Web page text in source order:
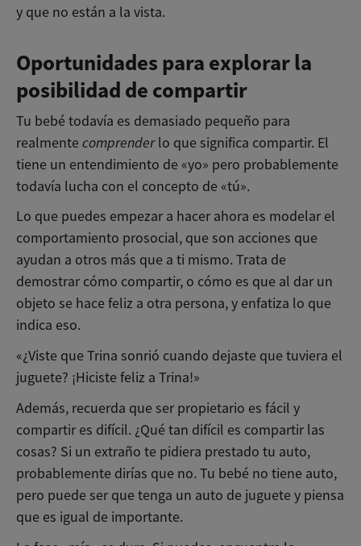
y que no están a la vista.
Oportunidades para explorar la
posibilidad de compartir
Tu bebé todavía es demasiado pequeño para
realmentecomprenderlo que significa compartir. El
tiene un entendimiento de «yo» pero probablemente
todavía lucha con el concepto de «tú».
Lo que puedes empezar a hacer ahora es modelar el
comportamiento prosocial, que son acciones que
ayudan a otros más que a ti mismo. Trata de
demostrar cómo compartir, o cómo es que al dar un
objeto se hace feliz a otra persona, y enfatiza lo que
indica eso.
«¿Viste que Trina sonrió cuando dejaste que tuviera el
juguete? ¡Hiciste feliz a Trina!»
Además, recuerda que ser propietario es fácil y
compartir es difícil. ¿Qué tan difícil es compartir las
cosas? Si un extraño te pidiera prestado tu auto,
probablemente dirías que no. Tu bebé no tiene auto,
pero puede ser que tenga un auto de juguete y piensa
que es igual de importante.